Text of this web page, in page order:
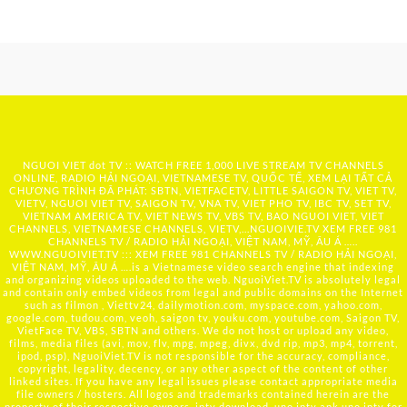
NGUOI VIET dot TV :: WATCH FREE 1,000 LIVE STREAM TV CHANNELS
ONLINE, RADIO HẢI NGOẠI, VIETNAMESE TV, QUỐC TẾ, XEM LẠI TẤT CẢ
CHƯƠNG TRÌNH ĐÃ PHÁT: SBTN, VIETFACETV, LITTLE SAIGON TV, VIET TV,
VIETV, NGUOI VIET TV, SAIGON TV, VNA TV, VIET PHO TV, IBC TV, SET TV,
VIETNAM AMERICA TV, VIET NEWS TV, VBS TV, BAO NGUOI VIET, VIET
CHANNELS, VIETNAMESE CHANNELS, VIETV,... NGUOIVIE.TV XEM FREE 981
CHANNELS TV / RADIO HẢI NGOẠI, VIỆT NAM, MỸ, ÂU Á …..
WWW.NGUOIVIET.TV ::: XEM FREE 981 CHANNELS TV / RADIO HẢI NGOẠI,
VIỆT NAM, MỸ, ÂU Á ….is a Vietnamese video search engine that indexing
and organizing videos uploaded to the web. NguoiViet.TV is absolutely legal
and contain only embed videos from legal and public domains on the Internet
such as filmon , Viettv24, dailymotion.com, myspace.com, yahoo.com,
google.com, tudou.com, veoh, saigon tv, youku.com, youtube.com, Saigon TV,
VietFace TV, VBS, SBTN and others. We do not host or upload any video,
films, media files (avi, mov, flv, mpg, mpeg, divx, dvd rip, mp3, mp4, torrent,
ipod, psp), NguoiViet.TV is not responsible for the accuracy, compliance,
copyright, legality, decency, or any other aspect of the content of other
linked sites. If you have any legal issues please contact appropriate media
file owners / hosters. All logos and trademarks contained herein are the